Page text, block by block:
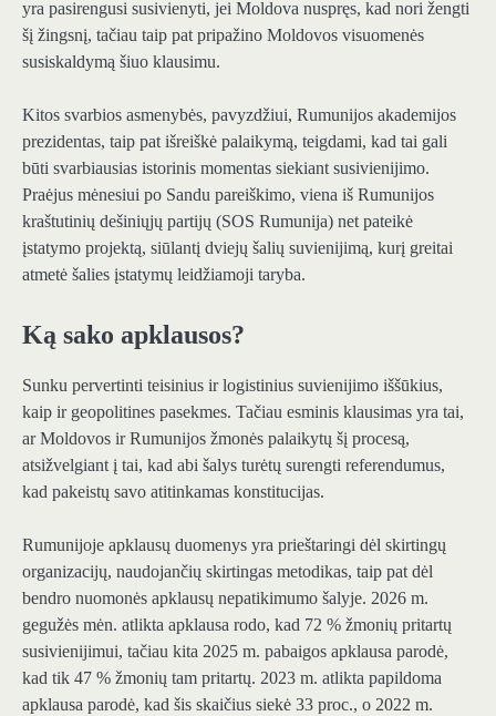
yra pasirengusi susivienyti, jei Moldova nuspręs, kad nori žengti
šį žingsnį, tačiau taip pat pripažino Moldovos visuomenės
susiskaldymą šiuo klausimu.
Kitos svarbios asmenybės, pavyzdžiui, Rumunijos akademijos
prezidentas, taip pat išreiškė palaikymą, teigdami, kad tai gali
būti svarbiausias istorinis momentas siekiant susivienijimo.
Praėjus mėnesiui po Sandu pareiškimo, viena iš Rumunijos
kraštutinių dešiniųjų partijų (SOS Rumunija) net pateikė
įstatymo projektą, siūlantį dviejų šalių suvienijimą, kurį greitai
atmetė šalies įstatymų leidžiamoji taryba.
Ką sako apklausos?
Sunku pervertinti teisinius ir logistinius suvienijimo iššūkius,
kaip ir geopolitines pasekmes. Tačiau esminis klausimas yra tai,
ar Moldovos ir Rumunijos žmonės palaikytų šį procesą,
atsižvelgiant į tai, kad abi šalys turėtų surengti referendumus,
kad pakeistų savo atitinkamas konstitucijas.
Rumunijoje apklausų duomenys yra prieštaringi dėl skirtingų
organizacijų, naudojančių skirtingas metodikas, taip pat dėl ​​
bendro nuomonės apklausų nepatikimumo šalyje. 2026 m.
gegužės mėn. atlikta apklausa rodo, kad 72 % žmonių pritartų
susivienijimui, tačiau kita 2025 m. pabaigos apklausa parodė,
kad tik 47 % žmonių tam pritartų. 2023 m. atlikta papildoma
apklausa parodė, kad šis skaičius siekė 33 proc., o 2022 m.